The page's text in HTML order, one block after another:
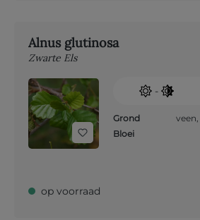
Alnus glutinosa
Zwarte Els
-
Grond veen,
Bloei
op voorraad